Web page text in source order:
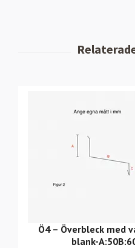
Ö4 – Överbleck med
blank-